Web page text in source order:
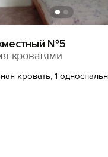
№5
кроватями
кровать, 1